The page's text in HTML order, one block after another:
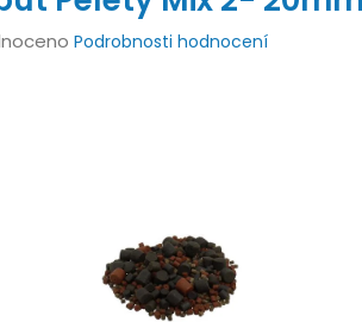
Podrobnosti hodnocení